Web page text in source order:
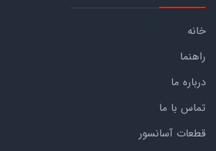
خانه
راهنما
درباره ما
تماس با ما
قطعات آسانسور